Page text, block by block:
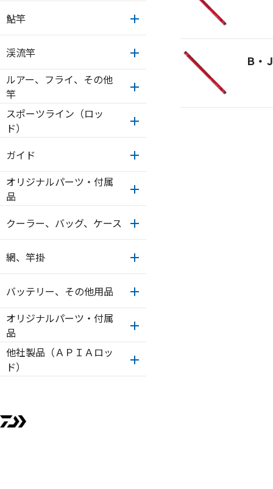
鮎竿
渓流竿
ルアー、フライ、その他
竿
スポーツライン（ロッ
ド）
ガイド
オリジナルパーツ・付属
品
クーラー、バッグ、ケース
網、竿掛
バッテリー、その他用品
オリジナルパーツ・付属
品
他社製品（ＡＰＩＡロッ
ド）
Ｂ・